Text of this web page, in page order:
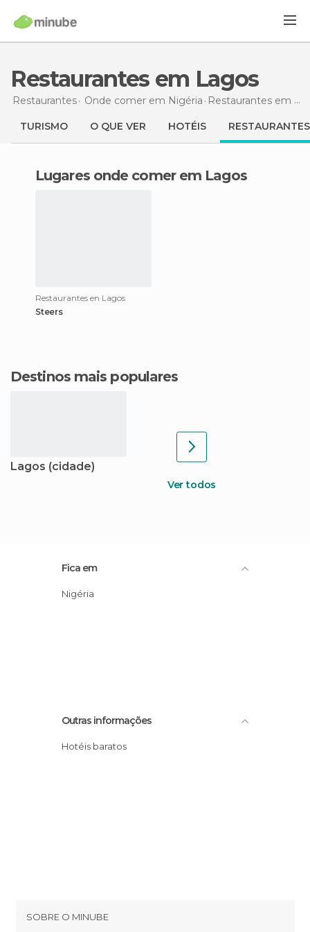
Restaurantes em Lagos
Restaurantes Onde comer em Nigéria Restaurantes em Lagos
TURISMO O QUE VER HOTÉIS RESTAURANTES
Lugares onde comer em Lagos
Restaurantes en Lagos
Steers
Destinos mais populares
Lagos (cidade)
Ver todos
Fica em
Nigéria
Outras informações
Hotéis baratos
SOBRE O MINUBE